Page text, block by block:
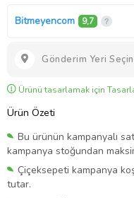
Bitmeyencom 9,7
Gönderim Yeri Seçin
Ürünü tasarlamak için
Ürün Özeti
Bu ürünün kampanyalı
kampanya stoğundan
Çiçeksepeti kampanya
tutar.